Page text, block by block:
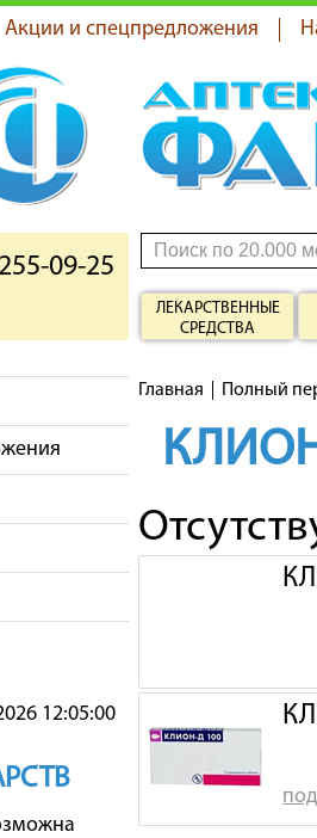
Акции и спецпредложения
09-25
ЛЕКАРСТВЕННЫЕ
СРЕДСТВА
12:05:00
Главная Полный